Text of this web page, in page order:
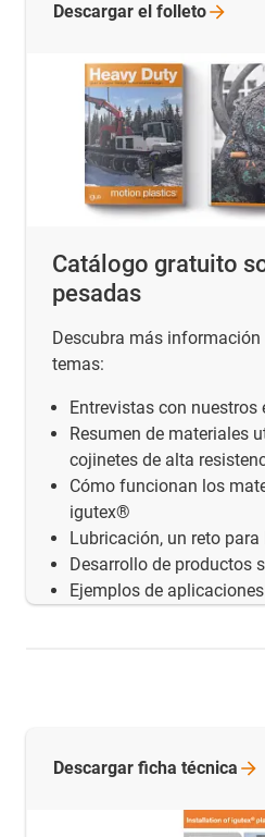
Catálogo gratuito
pesadas
Descubra más
temas:
Entrevistas con nuestros
Resumen de materiales
cojinetes de alta
Cómo funcionan los
igutex®
Lubricación, un reto
Desarrollo de productos
Ejemplos de aplicaciones
Descargar el folleto
Descargar ficha técnica